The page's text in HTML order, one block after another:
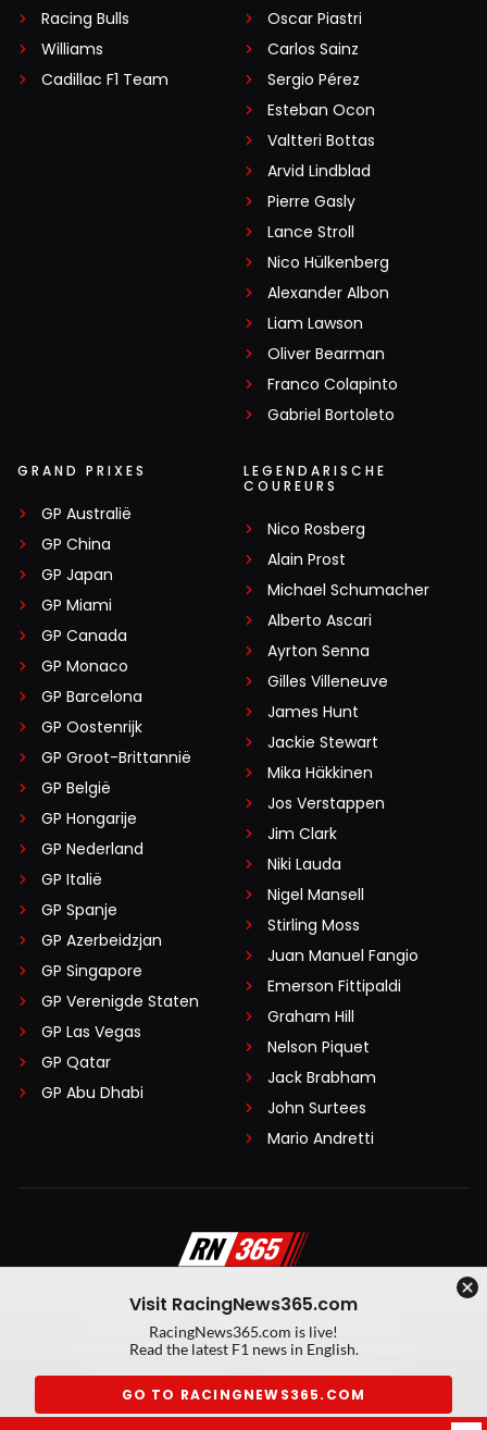
Racing Bulls
Williams
Cadillac F1 Team
Oscar Piastri
Carlos Sainz
Sergio Pérez
Esteban Ocon
Valtteri Bottas
Arvid Lindblad
Pierre Gasly
Lance Stroll
Nico Hülkenberg
Alexander Albon
Liam Lawson
Oliver Bearman
Franco Colapinto
Gabriel Bortoleto
GRAND PRIXES
GP Australië
GP China
GP Japan
GP Miami
GP Canada
GP Monaco
GP Barcelona
GP Oostenrijk
GP Groot-Brittannië
GP België
GP Hongarije
GP Nederland
GP Italië
GP Spanje
GP Azerbeidzjan
GP Singapore
GP Verenigde Staten
GP Las Vegas
GP Qatar
GP Abu Dhabi
LEGENDARISCHE
COUREURS
Nico Rosberg
Alain Prost
Michael Schumacher
Alberto Ascari
Ayrton Senna
Gilles Villeneuve
James Hunt
Jackie Stewart
Mika Häkkinen
Jos Verstappen
Jim Clark
Niki Lauda
Nigel Mansell
Stirling Moss
Juan Manuel Fangio
Emerson Fittipaldi
Graham Hill
Nelson Piquet
Jack Brabham
John Surtees
Mario Andretti
Algemene voorwaarden
Privacy Policy
Created by On Your Marks
Privacy manager
Kansspeluitingen
Visit RacingNews365.com
RacingNews365.com is live!
Read the latest F1 news in English.
GO TO RACINGNEWS365.COM